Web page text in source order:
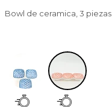
Bowl de ceramica, 3 piezas.